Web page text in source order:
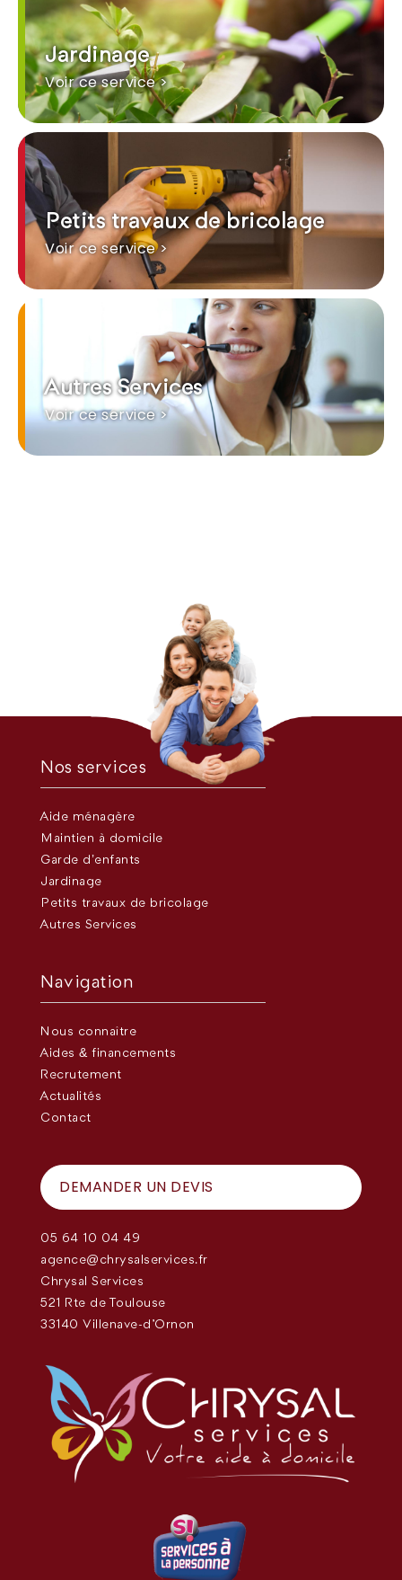
Jardinage
Voir ce service >
Petits travaux de bricolage
Voir ce service >
Autres Services
Voir ce service >
Nos services
Aide ménagère
Maintien à domicile
Garde d’enfants
Jardinage
Petits travaux de bricolage
Autres Services
Navigation
Nous connaître
Aides & financements
Recrutement
Actualités
Contact
DEMANDER UN DEVIS
05 64 10 04 49
agence@chrysalservices.fr
Chrysal Services
521 Rte de Toulouse
33140 Villenave-d'Ornon